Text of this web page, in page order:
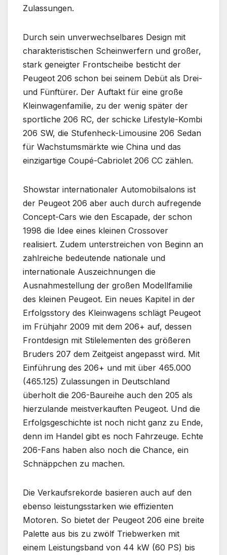
Zulassungen.
Durch sein unverwechselbares Design mit
charakteristischen Scheinwerfern und großer,
stark geneigter Frontscheibe besticht der
Peugeot 206 schon bei seinem Debüt als Drei-
und Fünftürer. Der Auftakt für eine große
Kleinwagenfamilie, zu der wenig später der
sportliche 206 RC, der schicke Lifestyle-Kombi
206 SW, die Stufenheck-Limousine 206 Sedan
für Wachstumsmärkte wie China und das
einzigartige Coupé-Cabriolet 206 CC zählen.
Showstar internationaler Automobilsalons ist
der Peugeot 206 aber auch durch aufregende
Concept-Cars wie den Escapade, der schon
1998 die Idee eines kleinen Crossover
realisiert. Zudem unterstreichen von Beginn an
zahlreiche bedeutende nationale und
internationale Auszeichnungen die
Ausnahmestellung der großen Modellfamilie
des kleinen Peugeot. Ein neues Kapitel in der
Erfolgsstory des Kleinwagens schlägt Peugeot
im Frühjahr 2009 mit dem 206+ auf, dessen
Frontdesign mit Stilelementen des größeren
Bruders 207 dem Zeitgeist angepasst wird. Mit
Einführung des 206+ und mit über 465.000
(465.125) Zulassungen in Deutschland
überholt die 206-Baureihe auch den 205 als
hierzulande meistverkauften Peugeot. Und die
Erfolgsgeschichte ist noch nicht ganz zu Ende,
denn im Handel gibt es noch Fahrzeuge. Echte
206-Fans haben also noch die Chance, ein
Schnäppchen zu machen.
Die Verkaufsrekorde basieren auch auf den
ebenso leistungsstarken wie effizienten
Motoren. So bietet der Peugeot 206 eine breite
Palette aus bis zu zwölf Triebwerken mit
einem Leistungsband von 44 kW (60 PS) bis